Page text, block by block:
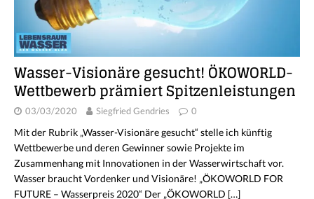
Wasser-Visionäre gesucht! ÖKOWORLD-
Wettbewerb prämiert Spitzenleistungen
03/03/2020 Siegfried Gendries 0
Mit der Rubrik „Wasser-Visionäre gesucht“ stelle ich künftig
Wettbewerbe und deren Gewinner sowie Projekte im
Zusammenhang mit Innovationen in der Wasserwirtschaft vor.
Wasser braucht Vordenker und Visionäre! „ÖKOWORLD FOR
FUTURE – Wasserpreis 2020“ Der „ÖKOWORLD […]